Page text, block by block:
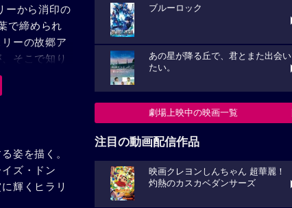
ーから消印の
で締められ
ーの故郷ア
そこで知り
”を歌い出
の曲だった
の本当の人
姿を描く。
ズ・ドン
輝くヒラリ
ブルーロック
あの星が降る丘で、君とまた出会い
たい。
劇場上映中の映画一覧
注目の動画配信作品
映画クレヨンしんちゃん 超華麗！
灼熱のカスカベダンサーズ